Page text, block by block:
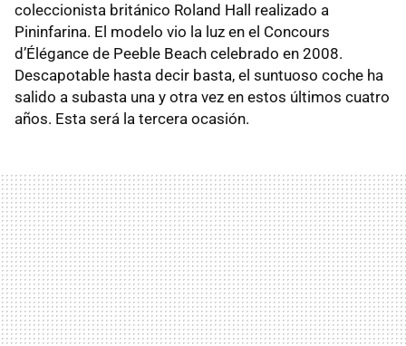
coleccionista británico Roland Hall realizado a
Pininfarina. El modelo vio la luz en el Concours
d’Élégance de Peeble Beach celebrado en 2008.
Descapotable hasta decir basta, el suntuoso coche ha
salido a subasta una y otra vez en estos últimos cuatro
años. Esta será la tercera ocasión.